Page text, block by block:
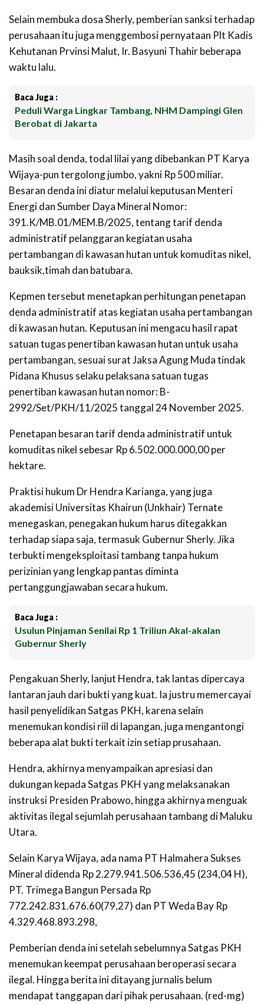
Selain membuka dosa Sherly, pemberian sanksi terhadap
perusahaan itu juga menggembosi pernyataan Plt Kadis
Kehutanan Prvinsi Malut, Ir. Basyuni Thahir beberapa
waktu lalu.
Baca Juga :
Peduli Warga Lingkar Tambang, NHM Dampingi Glen
Berobat di Jakarta
Masih soal denda, todal lilai yang dibebankan PT Karya
Wijaya-pun tergolong jumbo, yakni Rp 500 miliar.
Besaran denda ini diatur melalui keputusan Menteri
Energi dan Sumber Daya Mineral Nomor:
391.K/MB.01/MEM.B/2025, tentang tarif denda
administratif pelanggaran kegiatan usaha
pertambangan di kawasan hutan untuk komuditas nikel,
bauksik,timah dan batubara.
Kepmen tersebut menetapkan perhitungan penetapan
denda administratif atas kegiatan usaha pertambangan
di kawasan hutan. Keputusan ini mengacu hasil rapat
satuan tugas penertiban kawasan hutan untuk usaha
pertambangan, sesuai surat Jaksa Agung Muda tindak
Pidana Khusus selaku pelaksana satuan tugas
penertiban kawasan hutan nomor: B-
2992/Set/PKH/11/2025 tanggal 24 November 2025.
Penetapan besaran tarif denda administratif untuk
komuditas nikel sebesar Rp 6.502.000.000,00 per
hektare.
Praktisi hukum Dr Hendra Karianga, yang juga
akademisi Universitas Khairun (Unkhair) Ternate
menegaskan, penegakan hukum harus ditegakkan
terhadap siapa saja, termasuk Gubernur Sherly. Jika
terbukti mengeksploitasi tambang tanpa hukum
perizinian yang lengkap pantas diminta
pertanggungjawaban secara hukum.
Baca Juga :
Usulun Pinjaman Senilai Rp 1 Triliun Akal-akalan
Gubernur Sherly
Pengakuan Sherly, lanjut Hendra, tak lantas dipercaya
lantaran jauh dari bukti yang kuat. Ia justru memercayai
hasil penyelidikan Satgas PKH, karena selain
menemukan kondisi riil di lapangan, juga mengantongi
beberapa alat bukti terkait izin setiap prusahaan.
Hendra, akhirnya menyampaikan apresiasi dan
dukungan kepada Satgas PKH yang melaksanakan
instruksi Presiden Prabowo, hingga akhirnya menguak
aktivitas ilegal sejumlah perusahaan tambang di Maluku
Utara.
Selain Karya Wijaya, ada nama PT Halmahera Sukses
Mineral didenda Rp 2.279.941.506.536,45 (234,04 H),
PT. Trimega Bangun Persada Rp
772.242.831.676.60(79,27) dan PT Weda Bay Rp
4.329.468.893.298,
Pemberian denda ini setelah sebelumnya Satgas PKH
menemukan keempat perusahaan beroperasi secara
ilegal. Hingga berita ini ditayang jurnalis belum
mendapat tanggapan dari pihak perusahaan. (red-mg)